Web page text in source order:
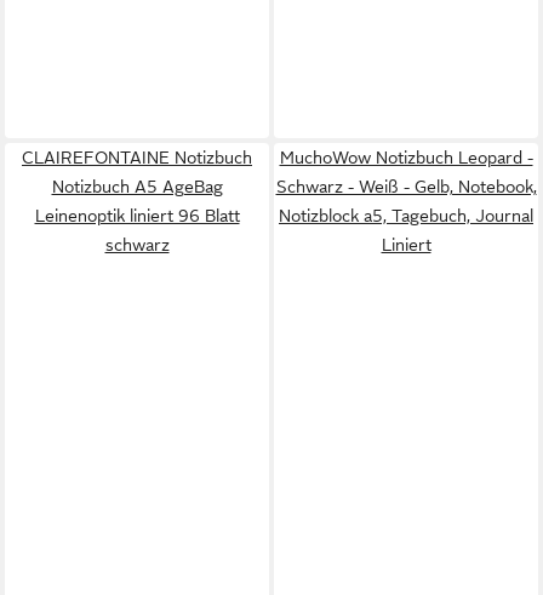
CLAIREFONTAINE Notizbuch
Notizbuch A5 AgeBag
Leinenoptik liniert 96 Blatt
schwarz
MuchoWow Notizbuch Leopard -
Schwarz - Weiß - Gelb, Notebook,
Notizblock a5, Tagebuch, Journal
Liniert